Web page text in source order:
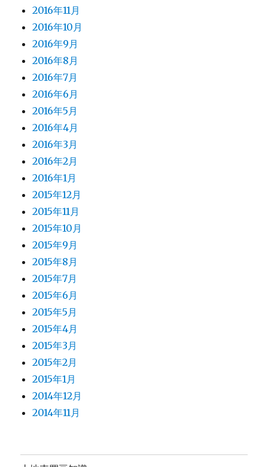
2016年11月
2016年10月
2016年9月
2016年8月
2016年7月
2016年6月
2016年5月
2016年4月
2016年3月
2016年2月
2016年1月
2015年12月
2015年11月
2015年10月
2015年9月
2015年8月
2015年7月
2015年6月
2015年5月
2015年4月
2015年3月
2015年2月
2015年1月
2014年12月
2014年11月